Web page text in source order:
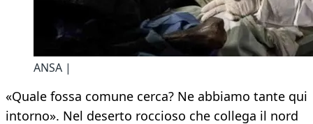
ANSA |
«Quale fossa comune cerca? Ne abbiamo tante qui
intorno». Nel deserto roccioso che collega il nord